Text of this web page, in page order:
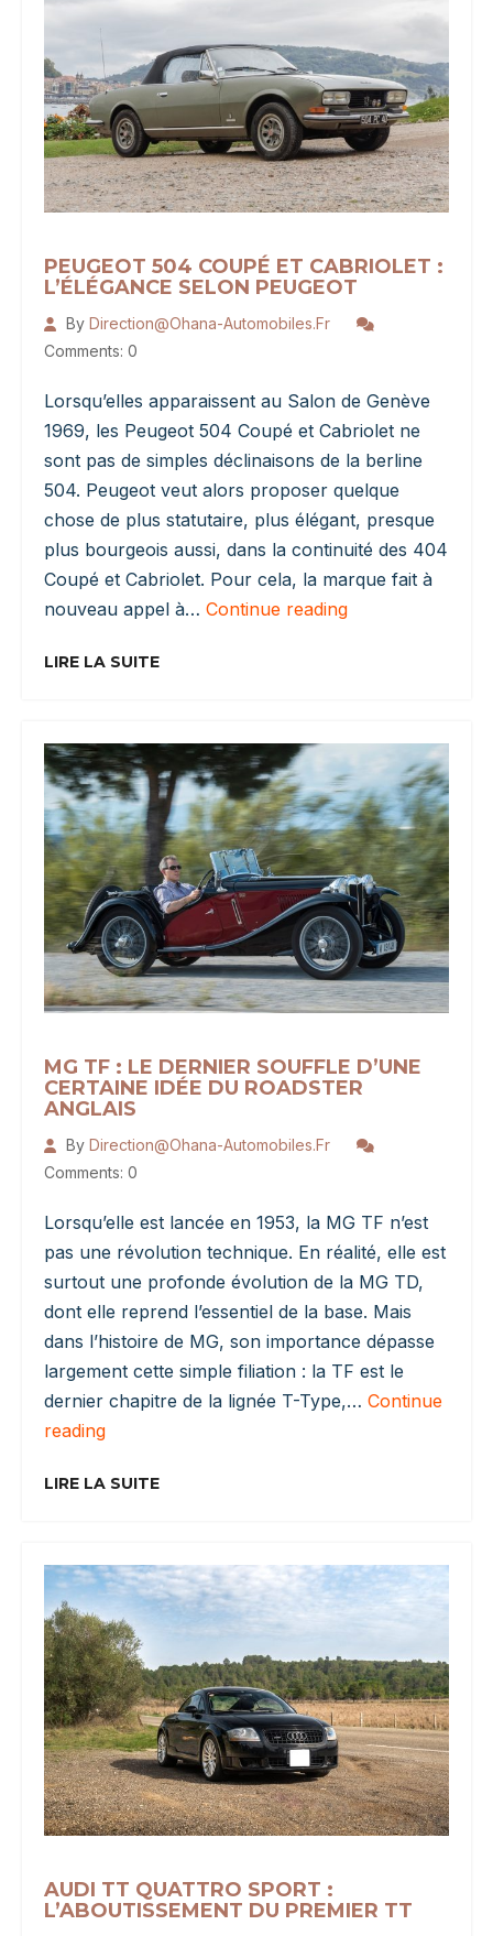
La
Route
Du
Rallye
PEUGEOT 504 COUPÉ ET CABRIOLET :
L’ÉLÉGANCE SELON PEUGEOT
By Direction@ohana-Automobiles.fr
Comments: 0
Lorsqu’elles apparaissent au Salon de Genève
1969, les Peugeot 504 Coupé et Cabriolet ne
sont pas de simples déclinaisons de la berline
504. Peugeot veut alors proposer quelque
chose de plus statutaire, plus élégant, presque
plus bourgeois aussi, dans la continuité des 404
Coupé et Cabriolet. Pour cela, la marque fait à
nouveau appel à… Continue readingPeugeot
L’élégance
Selon
Peugeot
LIRE LA SUITE
MG TF : LE DERNIER SOUFFLE D’UNE
CERTAINE IDÉE DU ROADSTER
ANGLAIS
By Direction@ohana-Automobiles.fr
Comments: 0
Lorsqu’elle est lancée en 1953, la MG TF n’est
pas une révolution technique. En réalité, elle est
surtout une profonde évolution de la MG TD,
dont elle reprend l’essentiel de la base. Mais
dans l’histoire de MG, son importance dépasse
largement cette simple filiation : la TF est le
dernier chapitre de la lignée T-Type,… Continue
readingMG
D’une
Certaine
Idée
Du
Roadster
Anglais
LIRE LA SUITE
AUDI TT QUATTRO SPORT :
L’ABOUTISSEMENT DU PREMIER TT